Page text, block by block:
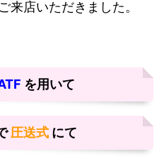
来店いただきました。
を用いて
圧送式 にて